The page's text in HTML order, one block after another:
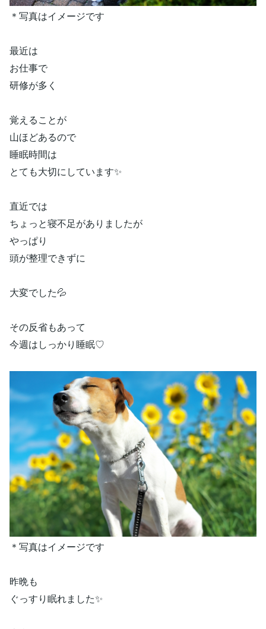
＊写真はイメージです
最近は
お仕事で
研修が多く
覚えることが
山ほどあるので
睡眠時間は
とても大切にしています✨
直近では
ちょっと寝不足がありましたが
やっぱり
頭が整理できずに
大変でした💦
その反省もあって
今週はしっかり睡眠♡
＊写真はイメージです
昨晩も
ぐっすり眠れました✨